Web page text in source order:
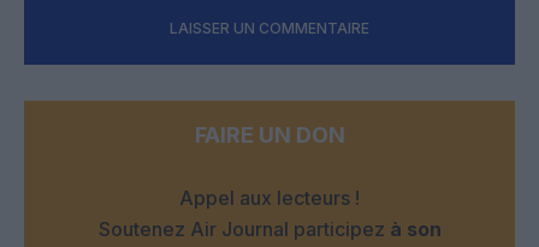
LAISSER UN COMMENTAIRE
FAIRE UN DON
Appel aux lecteurs !
Soutenez Air Journal participez à son